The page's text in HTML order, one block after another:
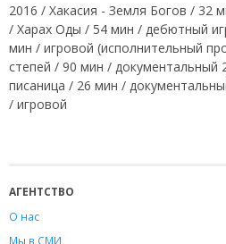
2016 / Хакасия - Земля Богов / 32
/ Харах Оды / 54 мин / дебютный
мин / игровой (исполнительный
степей / 90 мин / документальный
писаница / 26 мин /
/ игровой
АГЕНТСТВО
О нас
Мы в СМИ